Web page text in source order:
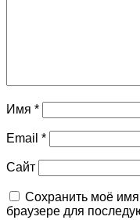
Имя *
Email *
Сайт
Сохранить моё
браузере для